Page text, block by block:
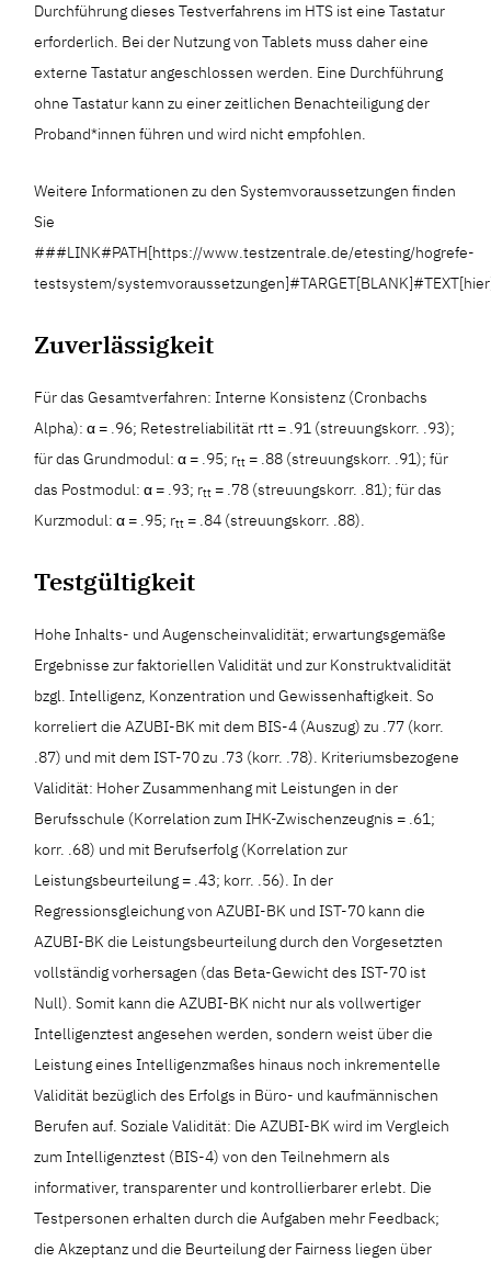
Durchführung dieses Testverfahrens im HTS ist eine Tastatur
erforderlich. Bei der Nutzung von Tablets muss daher eine
externe Tastatur angeschlossen werden. Eine Durchführung
ohne Tastatur kann zu einer zeitlichen Benachteiligung der
Proband*innen führen und wird nicht empfohlen.
Weitere Informationen zu den Systemvoraussetzungen finden
Sie
###LINK#PATH[https://www.testzentrale.de/etesting/hogrefe-
testsystem/
Zuverlässigkeit
Für das Gesamtverfahren: Interne Konsistenz (Cronbachs
Alpha): α = .96; Retestreliabilität rtt = .91 (streuungskorr. .93);
für das Grundmodul: α = .95; rtt = .88 (streuungskorr. .91); für
das Postmodul: α = .93; rtt = .78 (streuungskorr. .81); für das
Kurzmodul: α = .95; rtt = .84 (streuungskorr. .88).
Testgültigkeit
Hohe Inhalts- und Augenscheinvalidität; erwartungsgemäße
Ergebnisse zur faktoriellen Validität und zur Konstruktvalidität
bzgl. Intelligenz, Konzentration und Gewissenhaftigkeit. So
korreliert die AZUBI-BK mit dem BIS-4 (Auszug) zu .77 (korr.
.87) und mit dem IST-70 zu .73 (korr. .78). Kriteriumsbezogene
Validität: Hoher Zusammenhang mit Leistungen in der
Berufsschule (Korrelation zum IHK-Zwischenzeugnis = .61;
korr. .68) und mit Berufserfolg (Korrelation zur
Leistungsbeurteilung = .43; korr. .56). In der
Regressionsgleichung von AZUBI-BK und IST-70 kann die
AZUBI-BK die Leistungsbeurteilung durch den Vorgesetzten
vollständig vorhersagen (das Beta-Gewicht des IST-70 ist
Null). Somit kann die AZUBI-BK nicht nur als vollwertiger
Intelligenztest angesehen werden, sondern weist über die
Leistung eines Intelligenzmaßes hinaus noch inkrementelle
Validität bezüglich des Erfolgs in Büro- und kaufmännischen
Berufen auf. Soziale Validität: Die AZUBI-BK wird im Vergleich
zum Intelligenztest (BIS-4) von den Teilnehmern als
informativer, transparenter und kontrollierbarer erlebt. Die
Testpersonen erhalten durch die Aufgaben mehr Feedback;
die Akzeptanz und die Beurteilung der Fairness liegen über